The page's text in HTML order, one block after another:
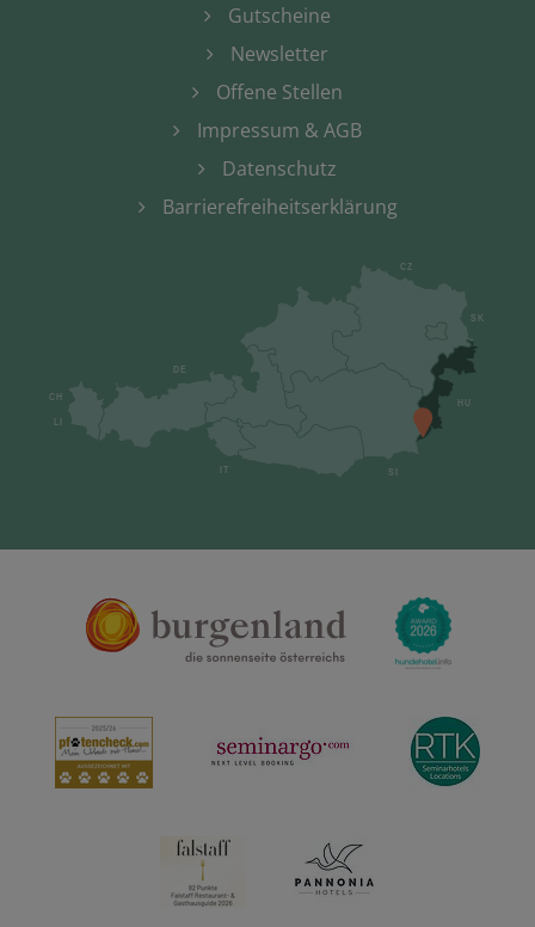
Gutscheine
Newsletter
Offene Stellen
Impressum & AGB
Datenschutz
Barrierefreiheitserklärung